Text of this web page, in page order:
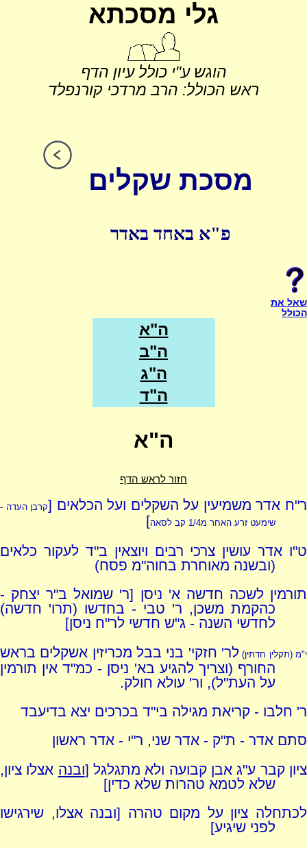
גלי מסכתא
הוגש ע"י כולל עיון הדף
ראש הכולל: הרב מרדכי קורנפלד
מסכת שקלים
פ"א באחד באדר
שאל את
הכולל
ה"א
ה"ב
ה"ג
ה"ד
ה"א
חזור לראש הדף
ר"ח אדר משמיעין על השקלים ועל הכלאים [קרבן העדה -
שימעט זרע האחר מ1/4 קב לסאה
]
ט"ו אדר עושין צרכי רבים ויוצאין ב"ד לעקור כלאים
(ובשנה מאוחרת בחוה"מ פסח)
תורמין לשכה חדשה א' ניסן [ר' שמואל ב"ר יצחק -
כהקמת משכן, ר' טבי - בחדשו (תרו' חדשה)
לחדשי השנה - ג"ש חדשי לר"ח ניסן]
י"מ (תקלין חדתין) לר' חזקי' בני בבל מכריזין אשקלים בראש
החורף (וצריך להגיע בא' ניסן - כמ"ד אין תורמין
על העת"ל), ור' עולא חולק.
ר' חלבו - קריאת מגילה בי"ד בכרכים יצא בדיעבד
סתם אדר - ת"ק - אדר שני, ר"י - אדר ראשון
ציון קבר ע"ג אבן קבועה ולא מתגלגל [ובנה אצלו ציון,
שלא לטמא טהרות שלא כדין]
לכתחלה ציון על מקום טהרה [ובנה אצלו, שירגישו
לפני שיגיע]